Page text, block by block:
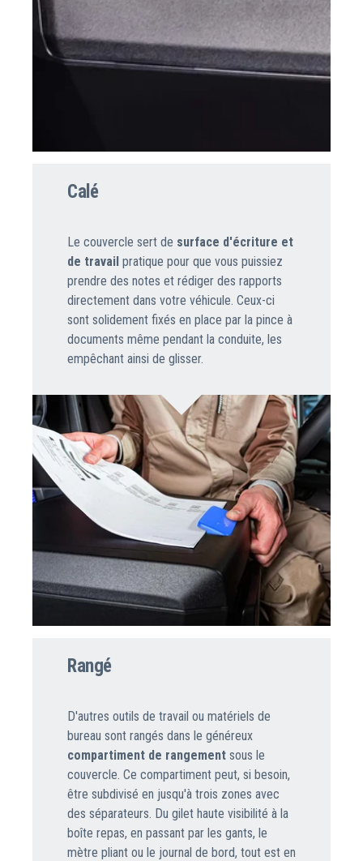
Calé
Le couvercle sert de surface d'écriture et
de travail pratique pour que vous puissiez
prendre des notes et rédiger des rapports
directement dans votre véhicule. Ceux-ci
sont solidement fixés en place par la pince à
documents même pendant la conduite, les
empêchant ainsi de glisser.
Rangé
D'autres outils de travail ou matériels de
bureau sont rangés dans le généreux
compartiment de rangement sous le
couvercle. Ce compartiment peut, si besoin,
être subdivisé en jusqu'à trois zones avec
des séparateurs. Du gilet haute visibilité à la
boîte repas, en passant par les gants, le
mètre pliant ou le journal de bord, tout est en